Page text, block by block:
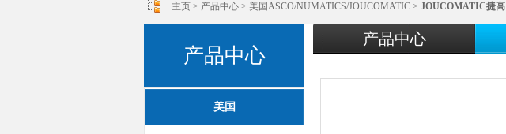
主页 > 产品中心 > 美国ASCO/NUMATICS/JOUCOMATIC > JOUCOMATIC捷高
产品中心
美国
产品中心